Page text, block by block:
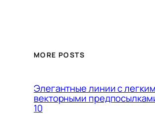
MORE POSTS
Элегантные линии с
векторными
10